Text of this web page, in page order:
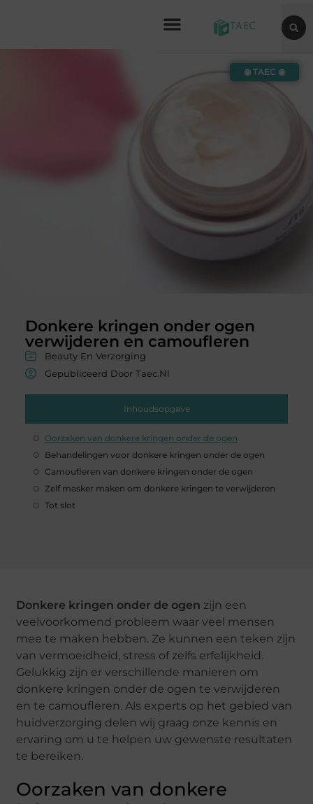
Donkere kringen onder ogen
verwijderen en camoufleren
Beauty En Verzorging
Gepubliceerd Door Taec.nl
Inhoudsopgave
Oorzaken van donkere kringen onder de ogen
Behandelingen voor donkere kringen onder de ogen
Camoufleren van donkere kringen onder de ogen
Zelf masker maken om donkere kringen te verwijderen
Tot slot
◉ TAEC ◉
Donkere kringen onder de ogen zijn een
veelvoorkomend probleem waar veel mensen
mee te maken hebben. Ze kunnen een teken zijn
van vermoeidheid, stress of zelfs erfelijkheid.
Gelukkig zijn er verschillende manieren om
donkere kringen onder de ogen te verwijderen
en te camoufleren. Als experts op het gebied van
huidverzorging delen wij graag onze kennis en
ervaring om u te helpen uw gewenste resultaten
te bereiken.
Oorzaken van donkere